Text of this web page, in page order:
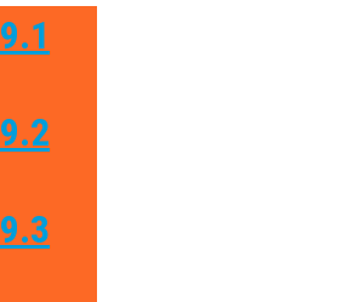
9.1
9.2
9.3